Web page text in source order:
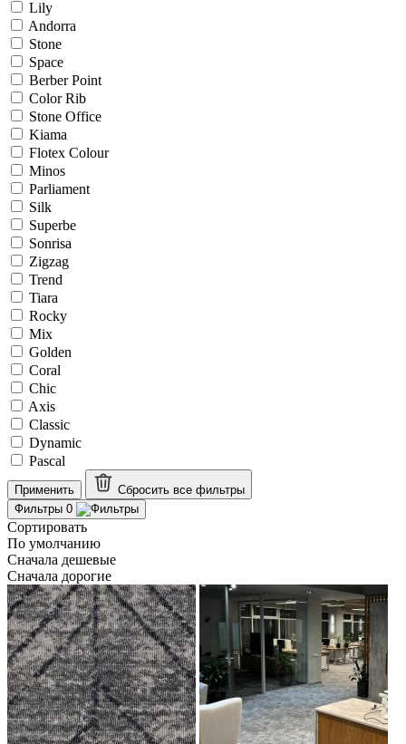
Lily
Andorra
Stone
Space
Berber Point
Color Rib
Stone Office
Kiama
Flotex Colour
Minos
Parliament
Silk
Superbe
Sonrisa
Zigzag
Trend
Tiara
Rocky
Mix
Golden
Coral
Chic
Axis
Classic
Dynamic
Pascal
Применить Сбросить все фильтры
Фильтры 0
Сортировать
По умолчанию
Сначала дешевые
Сначала дорогие